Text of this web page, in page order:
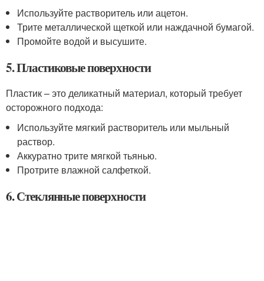
Используйте растворитель или ацетон.
Трите металлической щеткой или наждачной бумагой.
Промойте водой и высушите.
5. Пластиковые поверхности
Пластик – это деликатный материал, который требует
осторожного подхода:
Используйте мягкий растворитель или мыльный
раствор.
Аккуратно трите мягкой тьянью.
Протрите влажной салфеткой.
6. Стеклянные поверхности